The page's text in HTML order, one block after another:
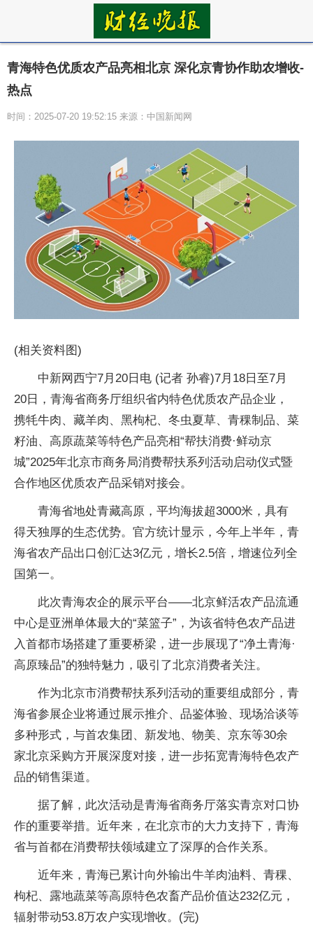
青海特色优质农产品亮相北京 深化京青协作助农增收-
热点
时间：2025-07-20 19:52:15 来源：中国新闻网
(相关资料图)
中新网西宁7月20日电 (记者 孙睿)7月18日至7月
20日，青海省商务厅组织省内特色优质农产品企业，
携牦牛肉、藏羊肉、黑枸杞、冬虫夏草、青稞制品、菜
籽油、高原蔬菜等特色产品亮相“帮扶消费·鲜动京
城”2025年北京市商务局消费帮扶系列活动启动仪式暨
合作地区优质农产品采销对接会。
青海省地处青藏高原，平均海拔超3000米，具有
得天独厚的生态优势。官方统计显示，今年上半年，青
海省农产品出口创汇达3亿元，增长2.5倍，增速位列全
国第一。
此次青海农企的展示平台——北京鲜活农产品流通
中心是亚洲单体最大的“菜篮子”，为该省特色农产品进
入首都市场搭建了重要桥梁，进一步展现了“净土青海·
高原臻品”的独特魅力，吸引了北京消费者关注。
作为北京市消费帮扶系列活动的重要组成部分，青
海省参展企业将通过展示推介、品鉴体验、现场洽谈等
多种形式，与首农集团、新发地、物美、京东等30余
家北京采购方开展深度对接，进一步拓宽青海特色农产
品的销售渠道。
据了解，此次活动是青海省商务厅落实青京对口协
作的重要举措。近年来，在北京市的大力支持下，青海
省与首都在消费帮扶领域建立了深厚的合作关系。
近年来，青海已累计向外输出牛羊肉油料、青稞、
枸杞、露地蔬菜等高原特色农畜产品价值达232亿元，
辐射带动53.8万农户实现增收。(完)